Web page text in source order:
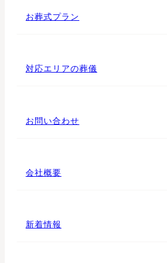
お葬式プラン
対応エリアの葬儀
お問い合わせ
会社概要
新着情報